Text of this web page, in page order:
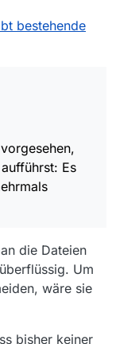
lieber
In den
genau
Es macht keinen
schon
Ausnahmefall
bestehende
Es
die Dateien
Um
wäre sie
bisher keiner